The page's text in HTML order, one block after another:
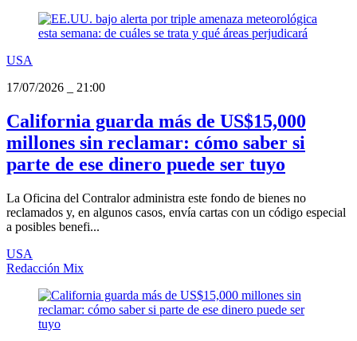
USA
17/07/2026
21:00
California guarda más de US$15,000
millones sin reclamar: cómo saber si
parte de ese dinero puede ser tuyo
La Oficina del Contralor administra este fondo de bienes no
reclamados y, en algunos casos, envía cartas con un código especial
a posibles benefi...
USA
Redacción Mix